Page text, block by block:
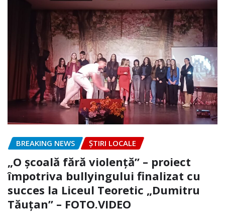
BREAKING NEWS ȘTIRI LOCALE
„O școală fără violență” – proiect
împotriva bullyingului finalizat cu
succes la Liceul Teoretic „Dumitru
Tăuțan” – FOTO.VIDEO